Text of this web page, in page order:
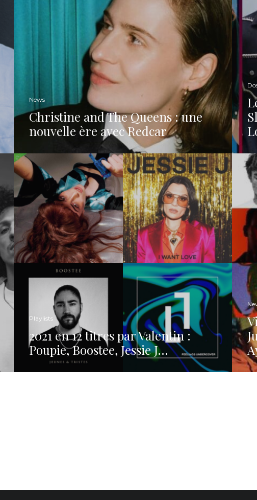
News
Christine and The Queens : une
nouvelle ère avec Redcar
Playlists
2021 en 12 titres par Valentin :
Poupie, Boostee, Jessie J…